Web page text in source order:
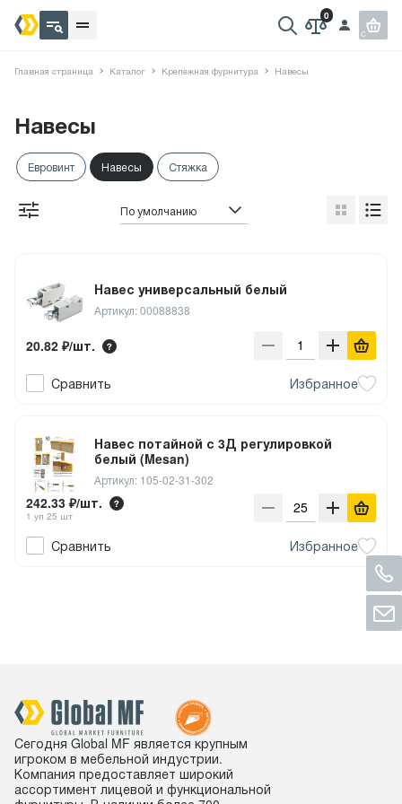
Главная страница Каталог Крепежная фурнитура Навесы
Навесы
Евровинт Навесы Стяжка
По умолчанию
Навес универсальный белый
Артикул: 00088838
20.82 ₽/шт.
Сравнить Избранное
Навес потайной с 3Д регулировкой
белый (Mesan)
Артикул: 105-02-31-302
242.33 ₽/шт.
1 уп 25 шт
Сравнить Избранное
Сегодня Global MF является крупным
игроком в мебельной индустрии.
Компания предоставляет широкий
ассортимент лицевой и функциональной